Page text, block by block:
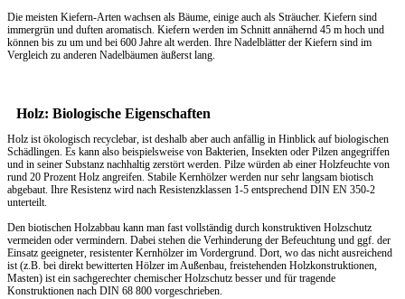
Die meisten Kiefern-Arten wachsen als Bäume, einige auch als Sträucher. Kiefern sind
immergrün und duften aromatisch. Kiefern werden im Schnitt annähernd 45 m hoch und
können bis zu um und bei 600 Jahre alt werden. Ihre Nadelblätter der Kiefern sind im
Vergleich zu anderen Nadelbäumen äußerst lang.
Holz: Biologische Eigenschaften
Holz ist ökologisch recyclebar, ist deshalb aber auch anfällig in Hinblick auf biologischen
Schädlingen. Es kann also beispielsweise von Bakterien, Insekten oder Pilzen angegriffen
und in seiner Substanz nachhaltig zerstört werden. Pilze würden ab einer Holzfeuchte von
rund 20 Prozent Holz angreifen. Stabile Kernhölzer werden nur sehr langsam biotisch
abgebaut. Ihre Resistenz wird nach Resistenzklassen 1-5 entsprechend DIN EN 350-2
unterteilt.
Den biotischen Holzabbau kann man fast vollständig durch konstruktiven Holzschutz
vermeiden oder vermindern. Dabei stehen die Verhinderung der Befeuchtung und ggf. der
Einsatz geeigneter, resistenter Kernhölzer im Vordergrund. Dort, wo das nicht ausreichend
ist (z.B. bei direkt bewitterten Hölzer im Außenbau, freistehenden Holzkonstruktionen,
Masten) ist ein sachgerechter chemischer Holzschutz besser und für tragende
Konstruktionen nach DIN 68 800 vorgeschrieben.